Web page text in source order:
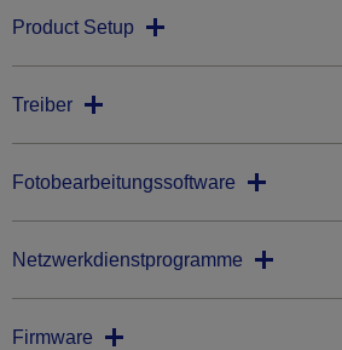
Product Setup
Treiber
Fotobearbeitungssoftware
Netzwerkdienstprogramme
Firmware